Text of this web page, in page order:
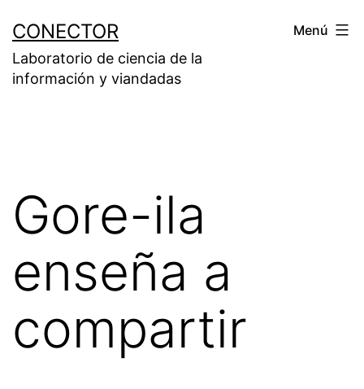
contenido
CONECTOR
Laboratorio de ciencia de la
información y viandadas
Menú
Gore-ila
enseña a
compartir